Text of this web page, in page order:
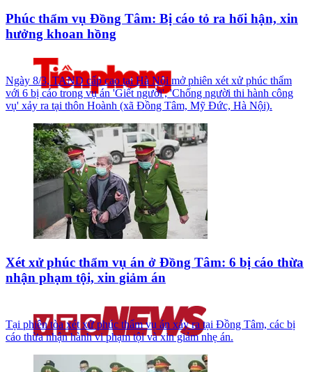
Phúc thẩm vụ Đồng Tâm: Bị cáo tỏ ra hối hận, xin
hưởng khoan hồng
Ngày 8/3, TAND cấp cao tại Hà Nội mở phiên xét xử phúc thẩm
với 6 bị cáo trong vụ án 'Giết người', 'Chống người thi hành công
vụ' xảy ra tại thôn Hoành (xã Đồng Tâm, Mỹ Đức, Hà Nội).
Xét xử phúc thẩm vụ án ở Đồng Tâm: 6 bị cáo thừa
nhận phạm tội, xin giảm án
Tại phiên tòa xét xử phúc thẩm vụ án xảy ra tại Đồng Tâm, các bị
cáo thừa nhận hành vi phạm tội và xin giảm nhẹ án.